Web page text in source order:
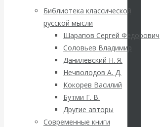
Библиотека классической
русской мысли
Шарапов Сергей Федорович
Соловьев Владимир
Данилевский Н. Я.
Нечволодов А. Д.
Кокорев Василий
Бутми Г. В.
Другие авторы
Современные книги
ВАлентин
Катасонов.
Саммит НАТО в
Турции: Drang
nach Osten